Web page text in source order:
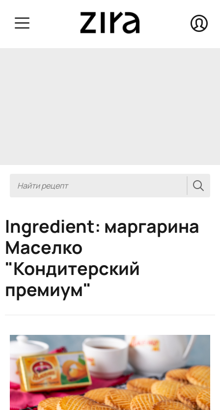
Ingredient: маргарина
Маселко
"Кондитерский
премиум"